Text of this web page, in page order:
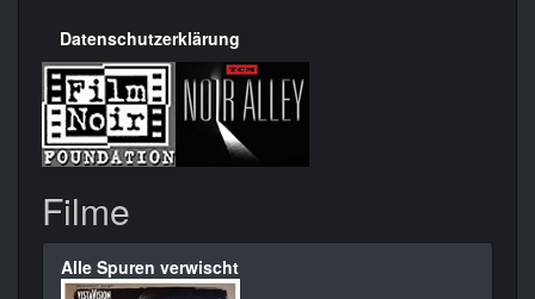
Datenschutzerklärung
Filme
Alle Spuren verwischt